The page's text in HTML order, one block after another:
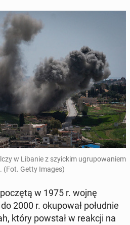
w Libanie z szy­ic­kim ugru­po­wa­niem
(Fot. Getty Images)
w 1975 r. wojnę
2000 r. oku­po­wał po­łu­dnie
który powstał w reakcji na